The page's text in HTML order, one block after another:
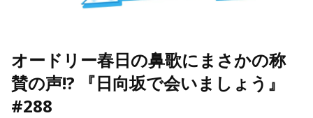
オードリー春日の鼻歌にまさかの称
賛の声!? 『日向坂で会いましょう』
#288